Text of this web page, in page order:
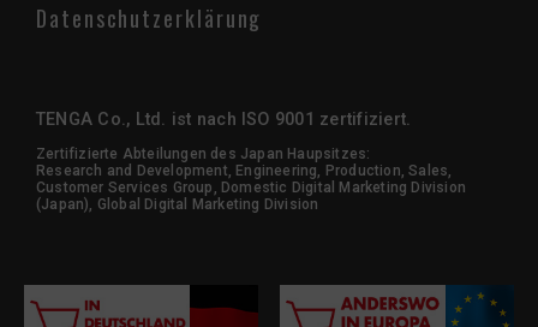
Datenschutzerklärung
TENGA Co., Ltd. ist nach ISO 9001 zertifiziert.
Zertifizierte Abteilungen des Japan Haupsitzes:
Research and Development, Engineering, Production, Sales,
Customer Services Group, Domestic Digital Marketing Division
(Japan), Global Digital Marketing Division